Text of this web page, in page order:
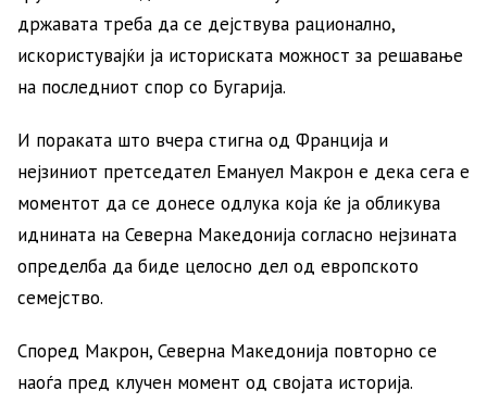
државата треба да се дејствува рационално,
искористувајќи ја историската можност за решавање
на последниот спор со Бугарија.
И пораката што вчера стигна од Франција и
нејзиниот претседател Емануел Макрон е дека сега е
моментот да се донесе одлука која ќе ја обликува
иднината на Северна Македонија согласно нејзината
определба да биде целосно дел од европското
семејство.
Според Макрон, Северна Македонија повторно се
наоѓа пред клучен момент од својата историја.